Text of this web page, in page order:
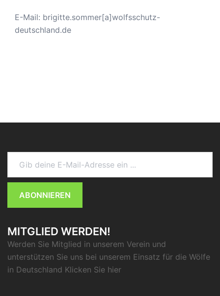
E-Mail: brigitte.sommer[a]wolfsschutz-
deutschland.de
Gib deine E-Mail-Adresse ein ...
ABONNIEREN
MITGLIED WERDEN!
Werden Sie Mitglied in unserem Verein und
unterstützen Sie uns bei unserem Einsatz für die Wölfe
in Deutschland Klicken Sie hier